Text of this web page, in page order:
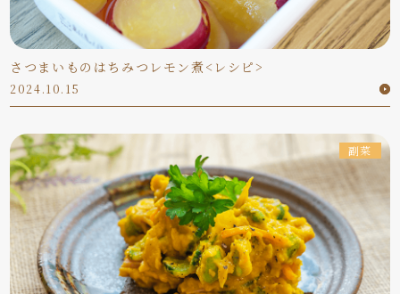
さつまいものはちみつレモン煮<レシピ>
2024.10.15
副菜